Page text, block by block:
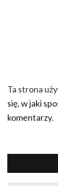
Ta strona
się, w jaki
komentarzy.